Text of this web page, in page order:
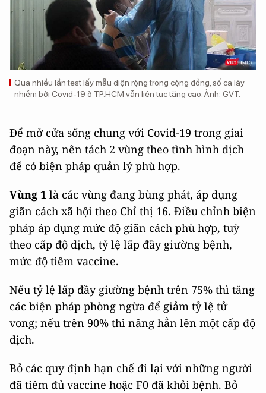
Qua nhiều lần test lấy mẫu diện rộng trong cộng đồng, số ca lây
nhiễm bởi Covid-19 ở TP.HCM vẫn liên tục tăng cao. Ảnh: GVT.
Để mở cửa sống chung với Covid-19 trong giai
đoạn này, nên tách 2 vùng theo tình hình dịch
để có biện pháp quản lý phù hợp.
Vùng 1 là các vùng đang bùng phát, áp dụng
giãn cách xã hội theo Chỉ thị 16. Điều chỉnh biện
pháp áp dụng mức độ giãn cách phù hợp, tuỳ
theo cấp độ dịch, tỷ lệ lấp đầy giường bệnh,
mức độ tiêm vaccine.
Nếu tỷ lệ lấp đầy giường bệnh trên 75% thì tăng
các biện pháp phòng ngừa để giảm tỷ lệ tử
vong; nếu trên 90% thì nâng hẳn lên một cấp độ
dịch.
Bỏ các quy định hạn chế đi lại với những người
đã tiêm đủ vaccine hoặc F0 đã khỏi bệnh. Bỏ